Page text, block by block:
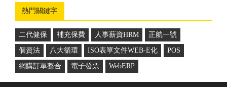
熱門關鍵字
二代健保 補充保費 人事薪資HRM 正航一號
個資法 八大循環 ISO表單文件WEB-E化 POS
網購訂單整合 電子發票 WebERP